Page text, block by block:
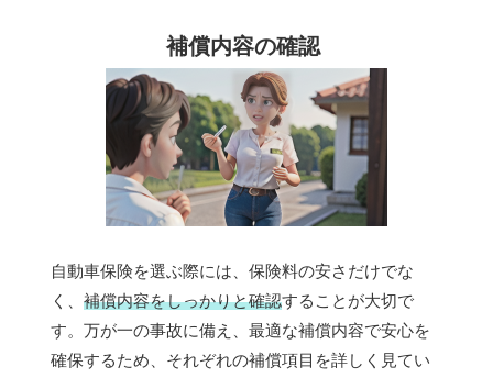
補償内容の確認
自動車保険を選ぶ際には、保険料の安さだけでな
く、 補償内容をしっかりと確認することが大切で
す。万が一の事故に備え、最適な補償内容で安心を
確保するため、それぞれの補償項目を詳しく見てい